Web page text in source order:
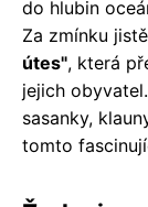
do hlubin
Za zmínku
útes", která
jejich
sasanky,
tomto